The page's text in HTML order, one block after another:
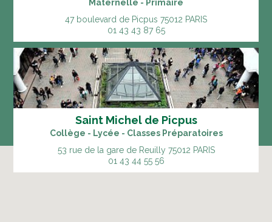
Maternelle - Primaire
47 boulevard de Picpus 75012 PARIS
01 43 43 87 65
Saint Michel de Picpus
Collège - Lycée - Classes Préparatoires
53 rue de la gare de Reuilly 75012 PARIS
01 43 44 55 56